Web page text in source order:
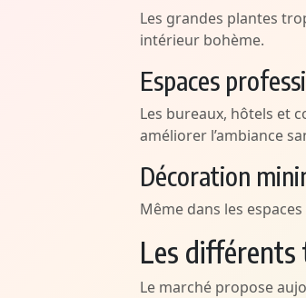
Les grandes plantes
intérieur bohème.
Espaces
Les bureaux, hôtels et
améliorer l’ambiance
Décoration
Même dans les
Les différents
Le marché propose